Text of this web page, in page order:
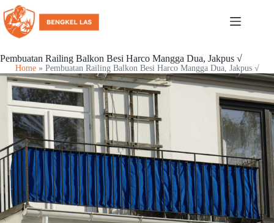
Pembuatan Railing Balkon Besi Harco Mangga Dua, Jakpus √
Home» Pembuatan Railing Balkon Besi Harco Mangga Dua, Jakpus √